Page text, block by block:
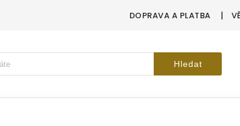
DOPRAVA A PLATBA
Hledat